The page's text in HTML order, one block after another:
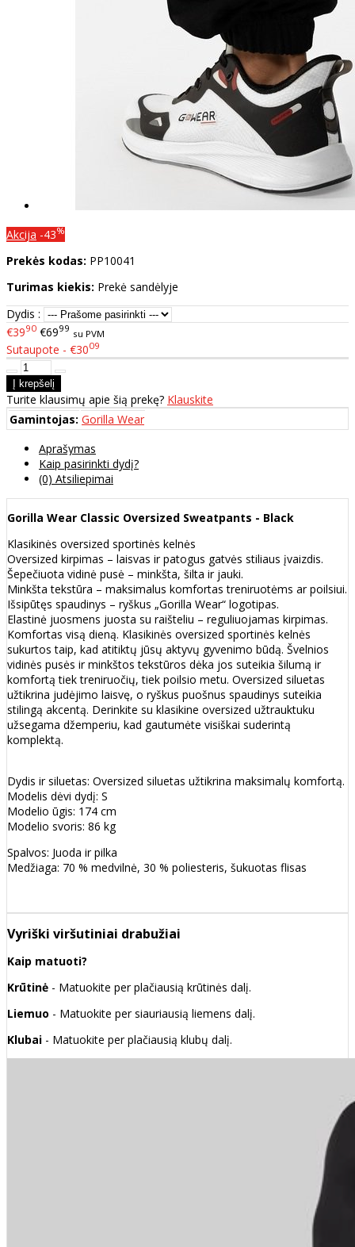
Akcija -43%
Prekės kodas: PP10041
Turimas kiekis: Prekė sandėlyje
Dydis :
€3990 €6999 su PVM
Sutaupote - €3009
Turite klausimų apie šią prekę? Klauskite
Gamintojas: Gorilla Wear
Aprašymas
Kaip pasirinkti dydį?
(0) Atsiliepimai
Gorilla Wear Classic Oversized Sweatpants - Black
Klasikinės oversized sportinės kelnės
Oversized kirpimas – laisvas ir patogus gatvės stiliaus įvaizdis.
Šepečiuota vidinė pusė – minkšta, šilta ir jauki.
Minkšta tekstūra – maksimalus komfortas treniruotėms ar poilsiui.
Išsipūtęs spaudinys – ryškus „Gorilla Wear“ logotipas.
Elastinė juosmens juosta su raišteliu – reguliuojamas kirpimas.
Komfortas visą dieną. Klasikinės oversized sportinės kelnės
sukurtos taip, kad atitiktų jūsų aktyvų gyvenimo būdą. Švelnios
vidinės pusės ir minkštos tekstūros dėka jos suteikia šilumą ir
komfortą tiek treniruočių, tiek poilsio metu. Oversized siluetas
užtikrina judėjimo laisvę, o ryškus puošnus spaudinys suteikia
stilingą akcentą. Derinkite su klasikine oversized užtrauktuku
užsegama džemperiu, kad gautumėte visiškai suderintą
komplektą.
Dydis ir siluetas: Oversized siluetas užtikrina maksimalų komfortą.
Modelis dėvi dydį: S
Modelio ūgis: 174 cm
Modelio svoris: 86 kg
Spalvos: Juoda ir pilka
Medžiaga: 70 % medvilnė, 30 % poliesteris, šukuotas flisas
Vyriški viršutiniai drabužiai
Kaip matuoti?
Krūtinė - Matuokite per plačiausią krūtinės dalį.
Liemuo - Matuokite per siauriausią liemens dalį.
Klubai - Matuokite per plačiausią klubų dalį.